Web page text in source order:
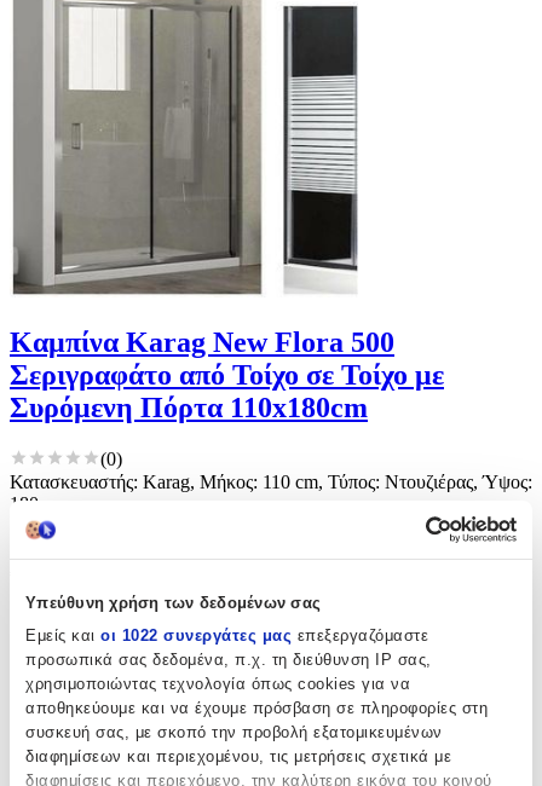
Υπεύθυνη χρήση των δεδομένων σας
Εμείς και οι 1022 συνεργάτες μας επεξεργαζόμαστε
προσωπικά σας δεδομένα, π.χ. τη διεύθυνση IP σας,
χρησιμοποιώντας τεχνολογία όπως cookies για να
αποθηκεύουμε και να έχουμε πρόσβαση σε πληροφορίες στη
συσκευή σας, με σκοπό την προβολή εξατομικευμένων
διαφημίσεων και περιεχομένου, τις μετρήσεις σχετικά με
διαφημίσεις και περιεχόμενο, την καλύτερη εικόνα του κοινού
Καμπίνα Karag New Flora 500
Σεριγραφάτο από Τοίχο σε Τοίχο με
Συρόμενη Πόρτα 110x180cm
(0)
Κατασκευαστής: Karag, Μήκος: 110 cm, Τύπος: Ντουζιέρας, Ύψος:
180 cm
Άμεσα διαθέσιμο
74